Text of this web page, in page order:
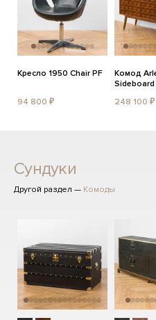
Кресло 1950 Chair PF
94 800 ₽
Комод
Sideboard
248 100 ₽
Сундуки
Другой раздел — Комоды